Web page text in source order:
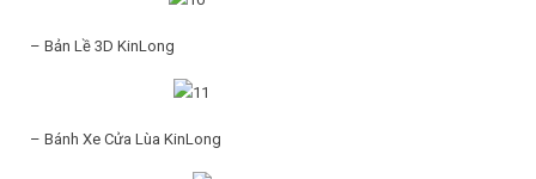
– Bản Lề 3D KinLong
– Bánh Xe Cửa Lùa KinLong